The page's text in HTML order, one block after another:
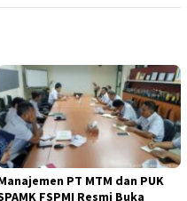
PT MTM dan PUK
FSPMI Resmi Buka